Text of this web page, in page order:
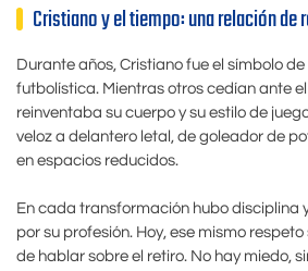
Cristiano y el tiempo: una relación de
Durante años, Cristiano fue el símbolo
futbolística. Mientras otros cedían ante
reinventaba su cuerpo y su estilo de
veloz a delantero letal, de goleador de
en espacios reducidos.
En cada transformación hubo disciplina
por su profesión. Hoy, ese mismo
de hablar sobre el retiro. No hay miedo,